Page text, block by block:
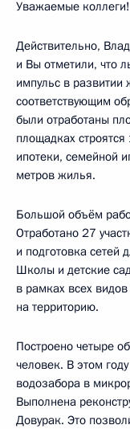
Уважаемые коллеги!
Действительно,
и Вы отметили, что
импульс в развитии
соответствующим
были отработаны
площадках
ипотеки, семейной
метров жилья.
Большой объём
Отработано 27
и подготовка сетей
Школы и детские
в рамках всех
на территорию.
Построено четыре
человек. В этом
водозабора в
Выполнена
Довурак. Это